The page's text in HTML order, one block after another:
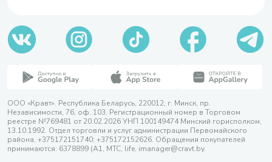
ООО «Кравт». Республика Беларусь, 220012, г. Минск, пр.
Независимости, 76, оф. 103. Регистрационный номер в Торговом
реестре №769481 от 20.02.2026 УНП 100149474 Минский горисполком,
13.10.1992. Отдел торговли и услуг администрации Первомайского
района, +375172151740; +375172152626. Обращения покупателей
принимаются: 6378899 (А1, МТС, life, imanager@cravt.by.